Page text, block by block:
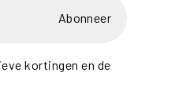
Abonneer
kortingen en de